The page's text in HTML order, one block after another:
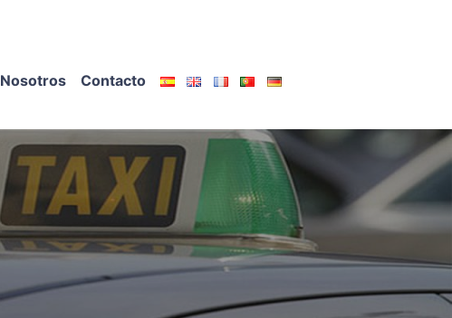
Nosotros Contacto